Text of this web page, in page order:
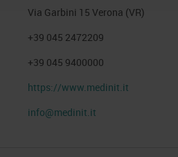
Via Garbini 15 Verona (VR)
+39 045 2472209
+39 045 9400000
https://www.medinit.it
info@medinit.it